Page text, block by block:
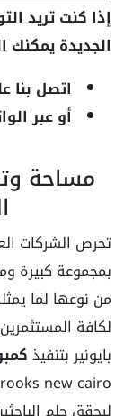
إذا كنت تريد
الجديدة
اتصل بنا
أو عبر
مساحة
تحرص الشركات
بمجموعة كبيرة
من نوعها لما
لكافة
بايونير بتنفيذ
new cairo